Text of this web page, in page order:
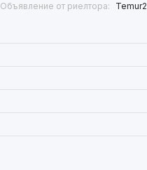
Объявление от риелтора: Temur2